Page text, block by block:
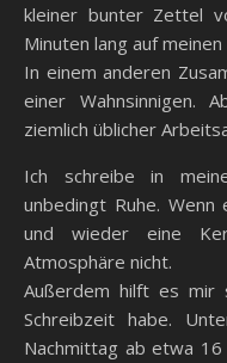
kleiner bunter Zettel
Minuten lang auf
In einem anderen
einer Wahnsinnigen.
ziemlich üblicher
Ich schreibe in
unbedingt Ruhe.
und wieder eine
Atmosphäre nicht.
Außerdem hilft es mir
Schreibzeit habe.
Nachmittag ab etwa